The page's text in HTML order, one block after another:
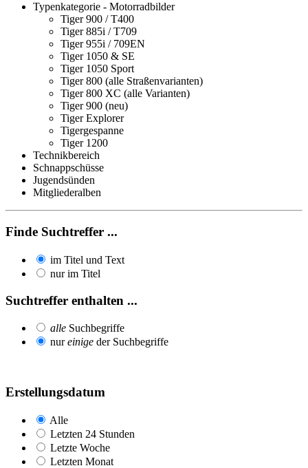
Typenkategorie - Motorradbilder
Tiger 900 / T400
Tiger 885i / T709
Tiger 955i / 709EN
Tiger 1050 & SE
Tiger 1050 Sport
Tiger 800 (alle Straßenvarianten)
Tiger 800 XC (alle Varianten)
Tiger 900 (neu)
Tiger Explorer
Tigergespanne
Tiger 1200
Technikbereich
Schnappschüsse
Jugendsünden
Mitgliederalben
Finde Suchtreffer ...
im Titel und Text
nur im Titel
Suchtreffer enthalten ...
alle Suchbegriffe
nureinige der Suchbegriffe
Erstellungsdatum
Alle
Letzten 24 Stunden
Letzte Woche
Letzten Monat